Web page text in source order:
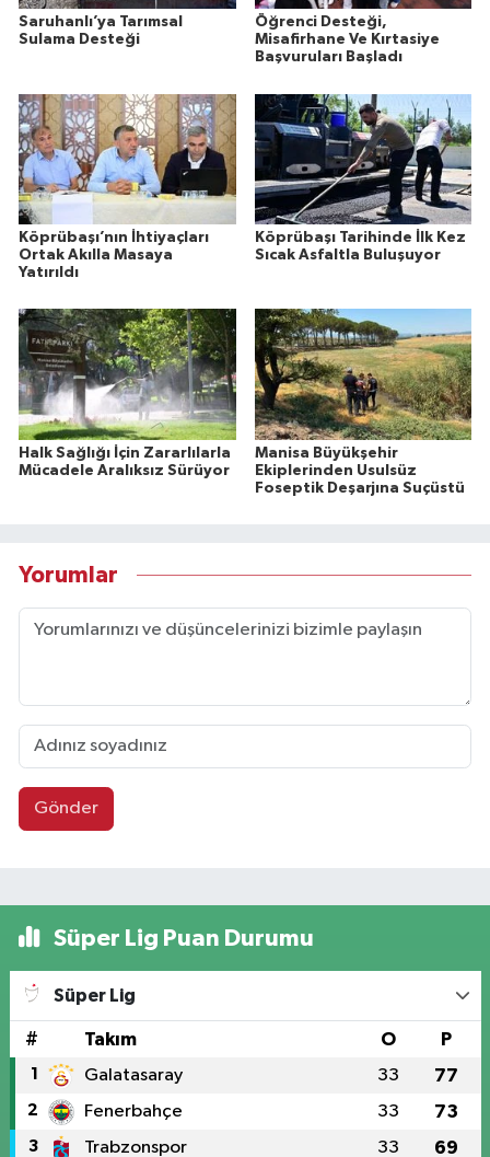
Saruhanlı’ya Tarımsal
Sulama Desteği
Öğrenci Desteği,
Misafirhane Ve Kırtasiye
Başvuruları Başladı
Köprübaşı’nın İhtiyaçları
Ortak Akılla Masaya
Yatırıldı
Köprübaşı Tarihinde İlk Kez
Sıcak Asfaltla Buluşuyor
Halk Sağlığı İçin Zararlılarla
Mücadele Aralıksız Sürüyor
Manisa Büyükşehir
Ekiplerinden Usulsüz
Foseptik Deşarjına Suçüstü
Yorumlar
Gönder
Süper Lig Puan Durumu
Süper Lig
# Takım O P
1 Galatasaray 33 77
2 Fenerbahçe 33 73
3 Trabzonspor 33 69